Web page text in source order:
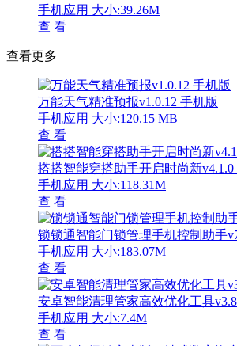
手机应用 大小:39.26M
查 看
查看更多
万能天气精准预报v1.0.12 手机版
手机应用 大小:120.15 MB
查 看
搭搭智能穿搭助手开启时尚新v4.1.0
手机应用 大小:118.31M
查 看
锁锁通智能门锁管理手机控制助手
手机应用 大小:183.07M
查 看
安卓智能清理管家高效优化工具
手机应用 大小:7.4M
查 看